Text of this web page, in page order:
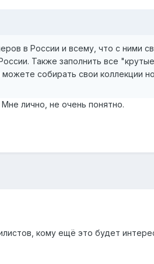
в России и всему, что с ними
Также заполнить все
собирать свои коллекции
лично, не очень понятно.
кому ещё это будет